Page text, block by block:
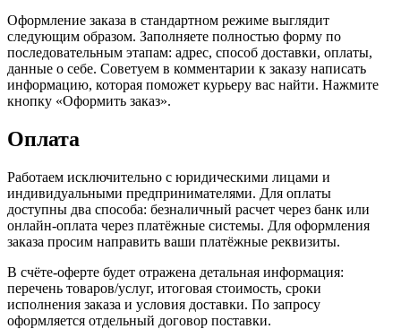
Оформление заказа в стандартном режиме выглядит
следующим образом. Заполняете полностью форму по
последовательным этапам: адрес, способ доставки, оплаты,
данные о себе. Советуем в комментарии к заказу написать
информацию, которая поможет курьеру вас найти. Нажмите
кнопку «Оформить заказ».
Оплата
Работаем исключительно с юридическими лицами и
индивидуальными предпринимателями. Для оплаты
доступны два способа: безналичный расчет через банк или
онлайн-оплата через платёжные системы. Для оформления
заказа просим направить ваши платёжные реквизиты.
В счёте-оферте будет отражена детальная информация:
перечень товаров/услуг, итоговая стоимость, сроки
исполнения заказа и условия доставки. По запросу
оформляется отдельный договор поставки.